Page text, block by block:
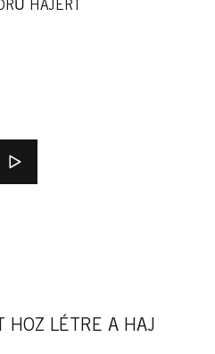
HAJÉRT
HOZ LÉTRE A HAJ